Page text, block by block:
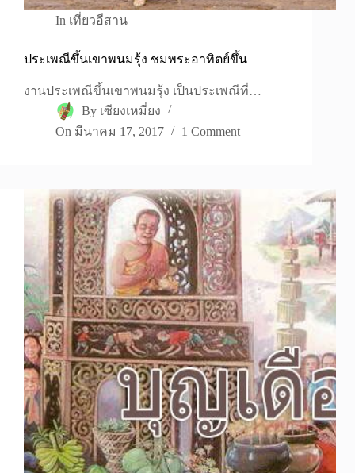
In เที่ยวอีสาน
ประเพณีขึ้นเขาพนมรุ้ง ชมพระอาทิตย์ขึ้น
งานประเพณีขึ้นเขาพนมรุ้ง เป็นประเพณีที่…
By เซียงเหมี่ยง
On มีนาคม 17, 2017 1 Comment